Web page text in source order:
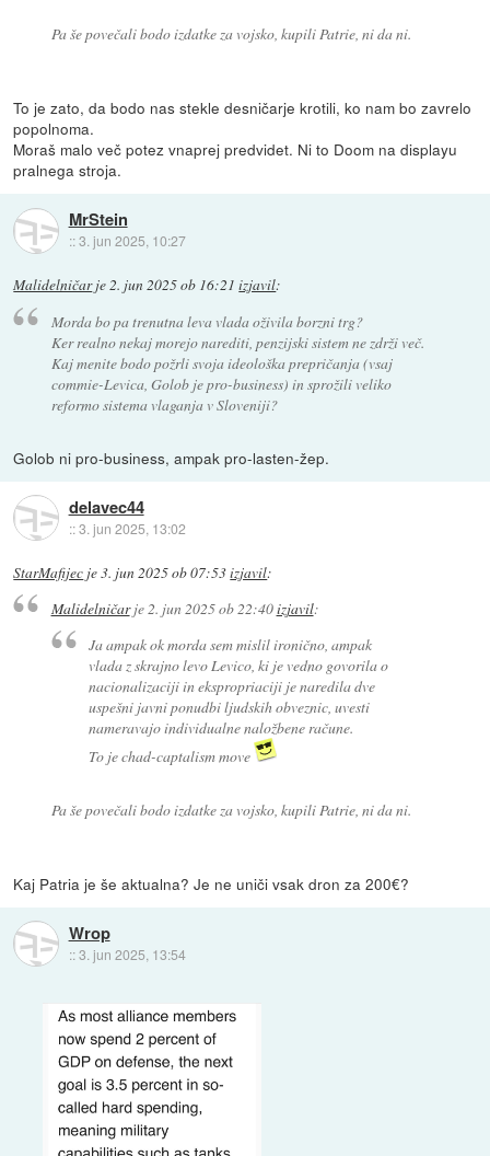
Pa še povečali bodo izdatke za vojsko, kupili Patrie, ni da ni.
To je zato, da bodo nas stekle desničarje krotili, ko nam bo zavrelo
popolnoma.
Moraš malo več potez vnaprej predvidet. Ni to Doom na displayu
pralnega stroja.
MrStein
::3. jun 2025, 10:27
Malidelničarje2. jun 2025 ob 16:21 izjavil:
Morda bo pa trenutna leva vlada oživila borzni trg?
Ker realno nekaj morejo narediti, penzijski sistem ne zdrži več.
Kaj menite bodo požrli svoja ideološka prepričanja (vsaj
commie-Levica, Golob je pro-business) in sprožili veliko
reformo sistema vlaganja v Sloveniji?
Golob ni pro-business, ampak pro-lasten-žep.
delavec44
::3. jun 2025, 13:02
StarMafijec je3. jun 2025 ob 07:53izjavil:
Malidelničarje2. jun 2025 ob 22:40izjavil:
Ja ampak ok morda sem mislil ironično, ampak
vlada z skrajno levo Levico, ki je vedno govorila o
nacionalizaciji in ekspropriaciji je naredila dve
uspešni javni ponudbi ljudskih obveznic, uvesti
nameravajo individualne naložbene račune.
To je chad-captalism move
Pa še povečali bodo izdatke za vojsko, kupili Patrie, ni da ni.
Kaj Patria je še aktualna? Je ne uniči vsak dron za 200€?
Wrop
::3. jun 2025, 13:54